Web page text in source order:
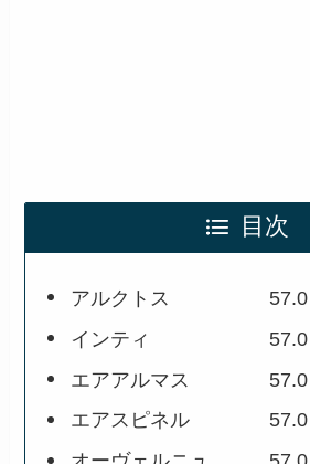
目次
アルクトス 57.0
インティ 57.0 【
エアアルマス 57.0
エアスピネル 57.0